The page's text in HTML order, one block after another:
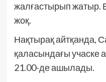
жалғастырып жатыр.
жоқ.
Нақтырақ айтқанда,
қаласындағы учаске
21.00-де ашылады.